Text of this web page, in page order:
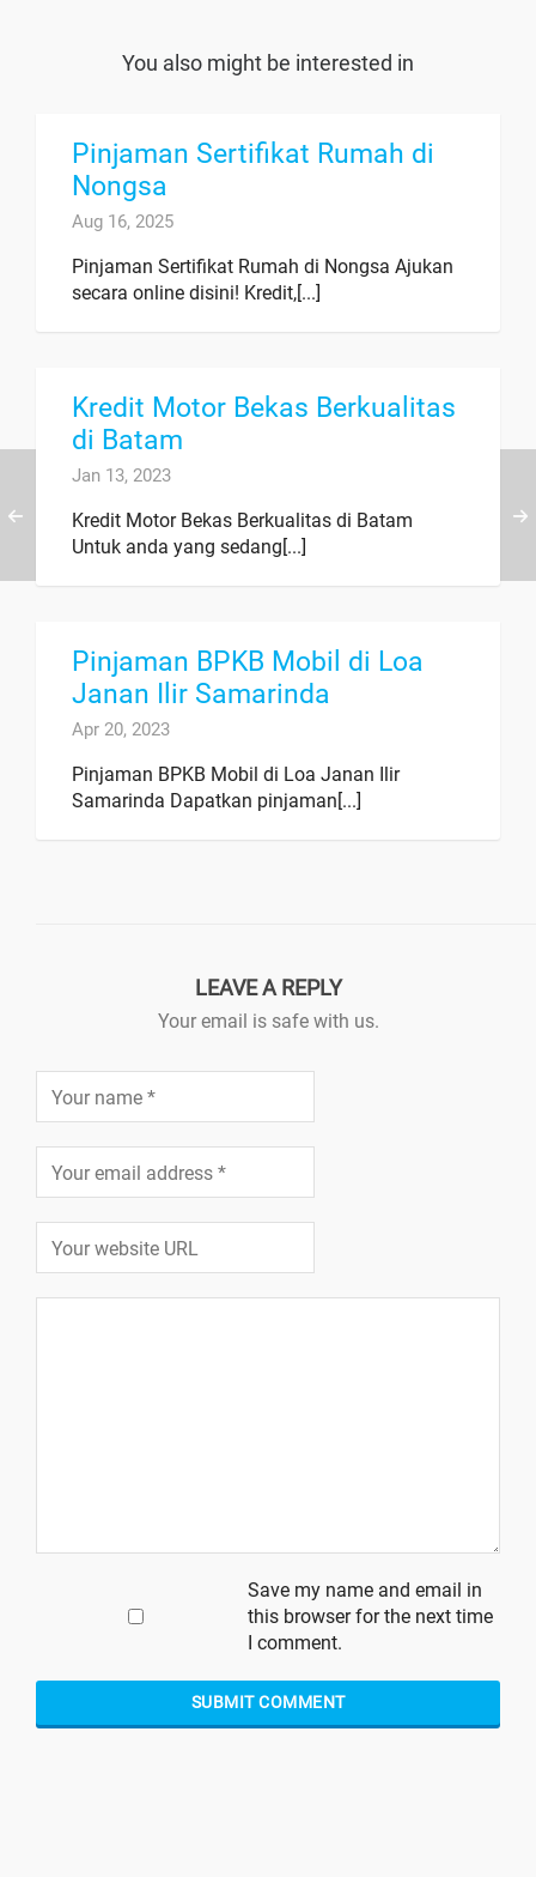
You also might be interested in
Pinjaman Sertifikat Rumah di
Nongsa
Aug 16, 2025
Pinjaman Sertifikat Rumah di Nongsa Ajukan
secara online disini! Kredit,[...]
Kredit Motor Bekas Berkualitas
di Batam
Jan 13, 2023
Kredit Motor Bekas Berkualitas di Batam
Untuk anda yang sedang[...]
Pinjaman BPKB Mobil di Loa
Janan Ilir Samarinda
Apr 20, 2023
Pinjaman BPKB Mobil di Loa Janan Ilir
Samarinda Dapatkan pinjaman[...]
LEAVE A REPLY
Your email is safe with us.
Save my name and email in
this browser for the next time
I comment.